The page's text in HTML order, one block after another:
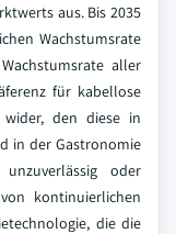
aus. Bis 2035
Wachstumsrate
aller
für kabellose
den diese in
in der Gastronomie
oder
kontinuierlichen
die die